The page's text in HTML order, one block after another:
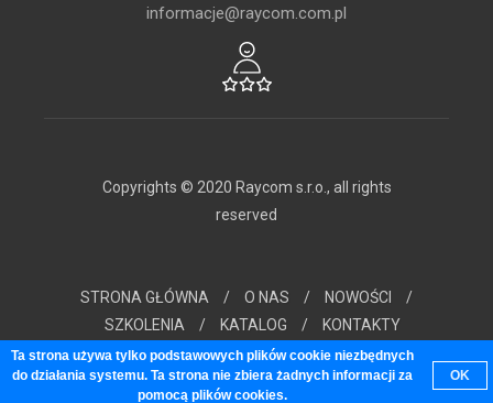
informacje@raycom.com.pl
Copyrights © 2020 Raycom s.r.o., all rights
reserved
STRONA GŁÓWNA / O NAS / NOWOŚCI
/
SZKOLENIA
/ KATALOG / KONTAKTY
Ta strona używa tylko podstawowych plików cookie niezbędnych
do działania systemu. Ta strona nie zbiera żadnych informacji za
pomocą plików cookies.
OK